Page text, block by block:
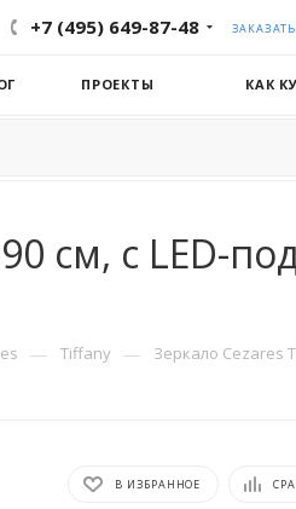
+7 (495) 649-87-48
ПРОЕКТЫ КАК
см, с LED-
— Tiffany — Зеркало Cezares
В ИЗБРАННОЕ